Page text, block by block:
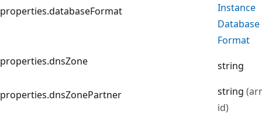
properties.databaseFormat
Instance
Database
Format
properties.dnsZone
string
properties.dnsZonePartner string
id)